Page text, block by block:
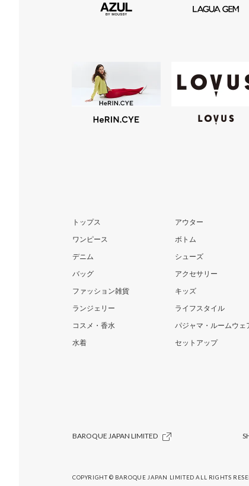
トップス
アウター
ワンピース
ボトム
デニム
シューズ
バッグ
アクセサリー
ファッション雑貨
キッズ
ランジェリー
ライフスタイル
コスメ・香水
パジャマ・ルームウェ
水着
セットアップ
BAROQUE JAPAN LIMITED
COPYRIGHT © BAROQUE JAPAN LIMITED ALL RIGHTS